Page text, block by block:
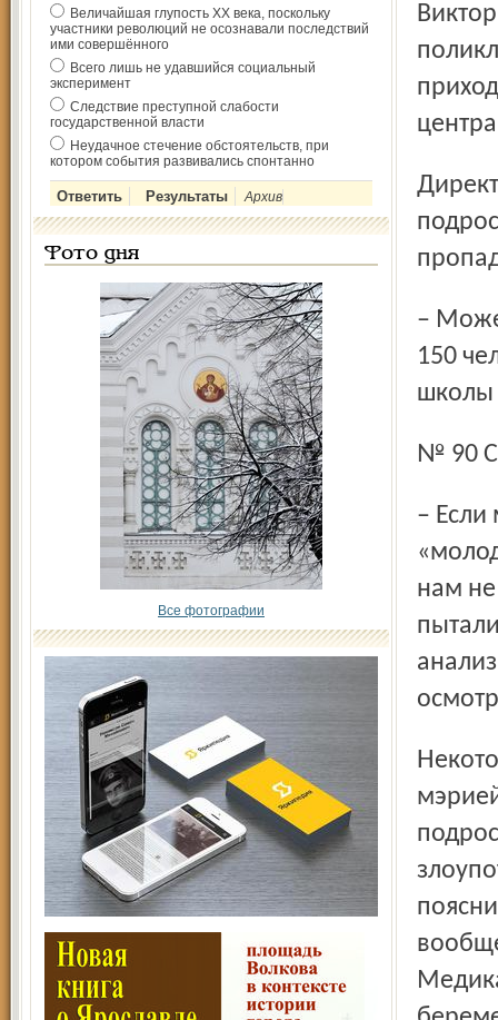
Величайшая глупость ХХ века, поскольку
участники революций не осознавали последствий
ими совершённого
Всего лишь не удавшийся социальный
эксперимент
Следствие преступной слабости
государственной власти
Неудачное стечение обстоятельств, при
котором события развивались спонтанно
Архив
Фото дня
Все фотографии
Директор школы № 2 Лидия Семенова заметила, что
150
школы
№
нам не
Некоторые депутаты засомневались в представленных